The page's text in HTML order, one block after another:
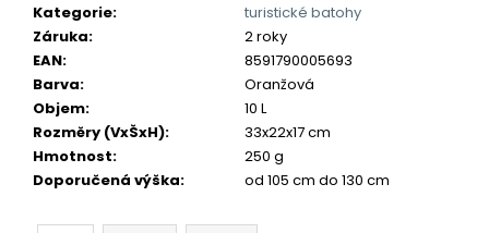
Kategorie:
turistické batohy
Záruka:
2 roky
EAN:
8591790005693
Barva:
Oranžová
Objem:
10 L
Rozměry (VxŠxH):
33x22x17 cm
Hmotnost:
250 g
Doporučená výška: od 105 cm do 130 cm
m
e